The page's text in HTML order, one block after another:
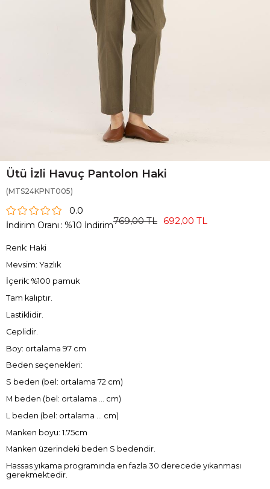
Ütü İzli Havuç Pantolon Haki
(MTS24KPNT005)
0.0
İndirim Oranı : %10 İndirim769,00 TL 692,00 TL
Renk: Haki
Mevsim: Yazlık
İçerik: %100 pamuk
Tam kalıptır.
Lastiklidir.
Ceplidir.
Boy: ortalama 97 cm
Beden seçenekleri:
S beden (bel: ortalama 72 cm)
M beden (bel: ortalama ... cm)
L beden (bel: ortalama ... cm)
Manken boyu: 1.75cm
Manken üzerindeki beden S bedendir.
Hassas yıkama programında en fazla 30 derecede yıkanması
gerekmektedir.